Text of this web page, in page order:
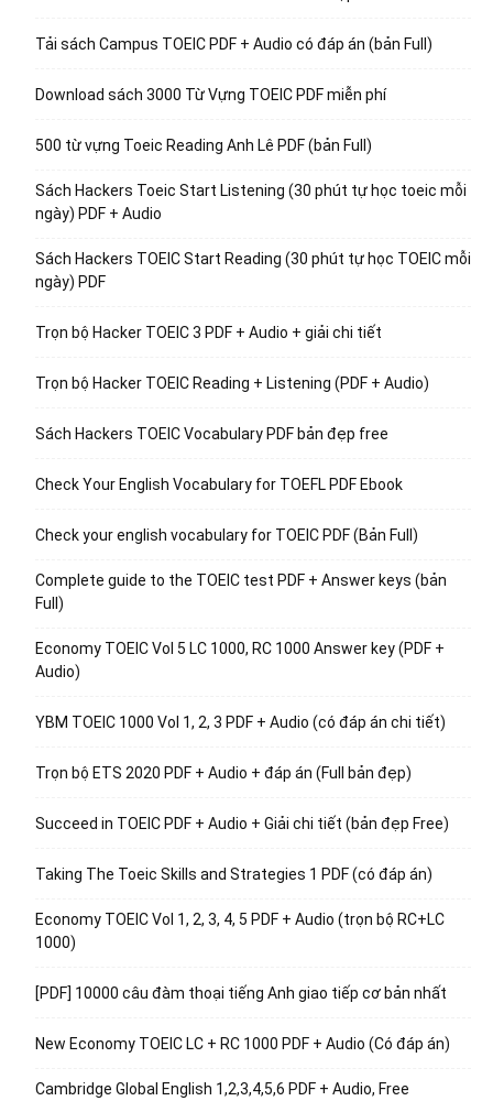
Tải sách Campus TOEIC PDF + Audio có đáp án (bản Full)
Download sách 3000 Từ Vựng TOEIC PDF miễn phí
500 từ vựng Toeic Reading Anh Lê PDF (bản Full)
Sách Hackers Toeic Start Listening (30 phút tự học toeic mỗi
ngày) PDF + Audio
Sách Hackers TOEIC Start Reading (30 phút tự học TOEIC mỗi
ngày) PDF
Trọn bộ Hacker TOEIC 3 PDF + Audio + giải chi tiết
Trọn bộ Hacker TOEIC Reading + Listening (PDF + Audio)
Sách Hackers TOEIC Vocabulary PDF bản đẹp free
Check Your English Vocabulary for TOEFL PDF Ebook
Check your english vocabulary for TOEIC PDF (Bản Full)
Complete guide to the TOEIC test PDF + Answer keys (bản
Full)
Economy TOEIC Vol 5 LC 1000, RC 1000 Answer key (PDF +
Audio)
YBM TOEIC 1000 Vol 1, 2, 3 PDF + Audio (có đáp án chi tiết)
Trọn bộ ETS 2020 PDF + Audio + đáp án (Full bản đẹp)
Succeed in TOEIC PDF + Audio + Giải chi tiết (bản đẹp Free)
Taking The Toeic Skills and Strategies 1 PDF (có đáp án)
Economy TOEIC Vol 1, 2, 3, 4, 5 PDF + Audio (trọn bộ RC+LC
1000)
[PDF] 10000 câu đàm thoại tiếng Anh giao tiếp cơ bản nhất
New Economy TOEIC LC + RC 1000 PDF + Audio (Có đáp án)
Cambridge Global English 1,2,3,4,5,6 PDF + Audio, Free